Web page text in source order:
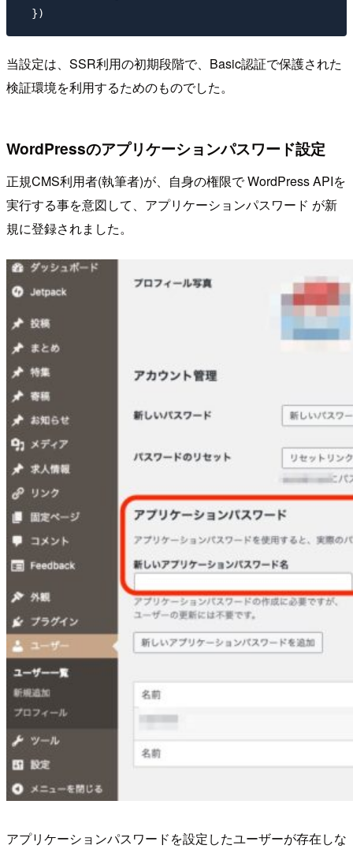
当設定は、SSR利用の初期段階で、Basic認証で保護された
検証環境を利用するためのものでした。
WordPressのアプリケーションパスワード設定
正規CMS利用者(執筆者)が、自身の権限で WordPress APIを
実行する事を意図して、アプリケーションパスワード が新
規に登録されました。
アプリケーションパスワードを設定したユーザーが存在しな